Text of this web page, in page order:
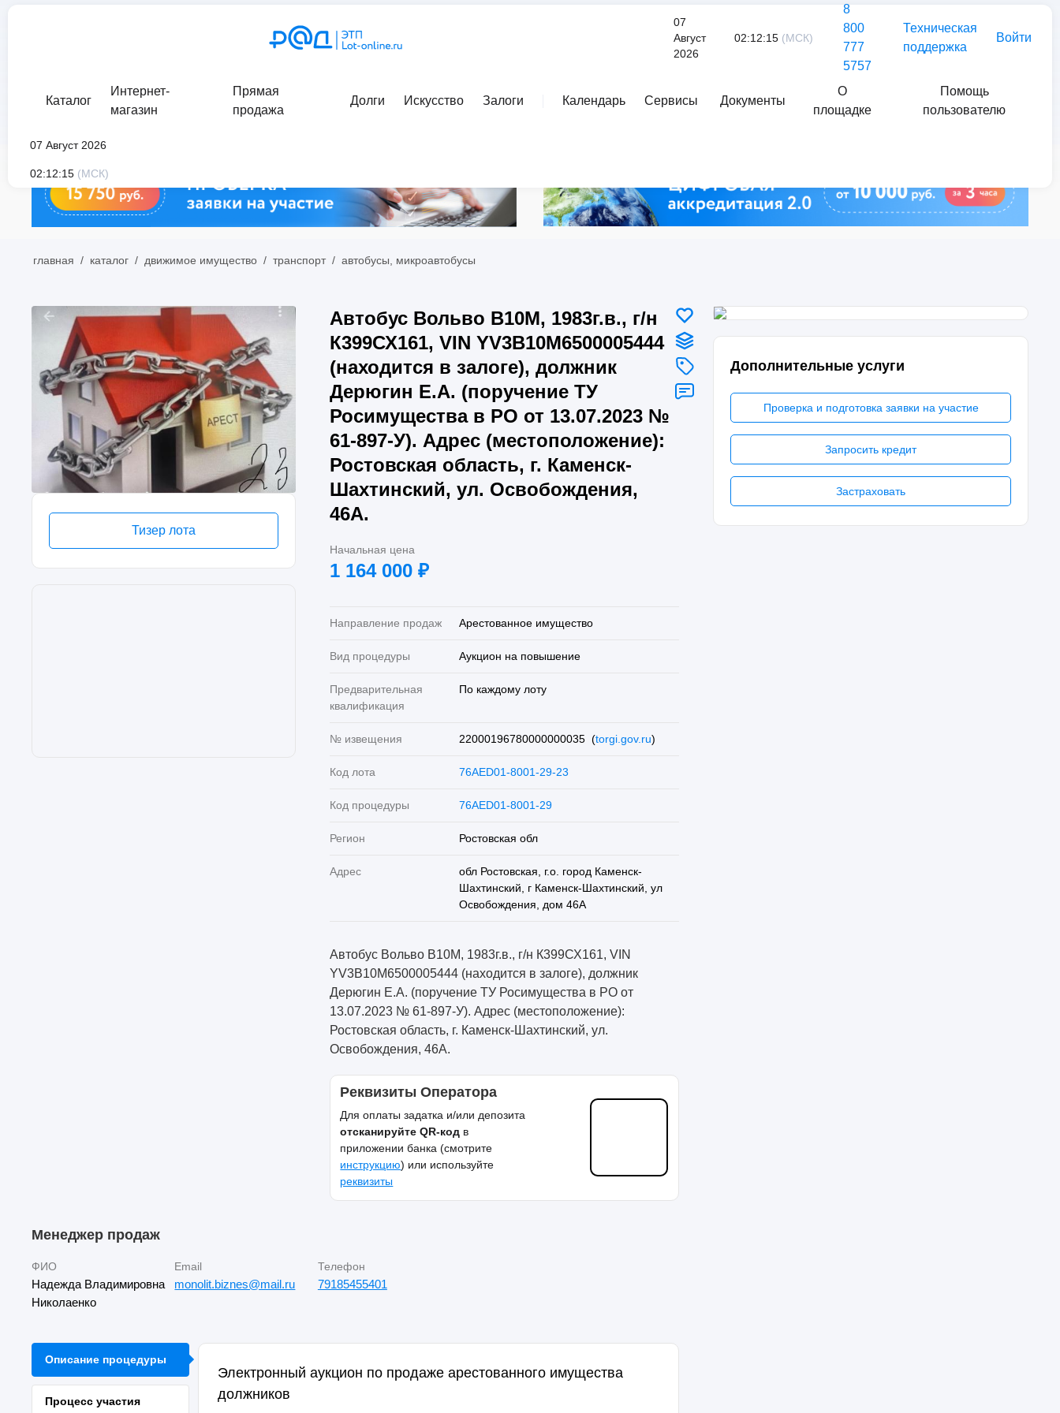
07
Август
2026
02:12:15 (МСК)
8
800
777
5757
Техническая
поддержка
Войти
Каталог
Интернет-
магазин
Прямая
продажа
Долги Искусство Залоги Календарь Сервисы Документы
О
площадке
Помощь
пользователю
07 Август 2026
02:12:15 (МСК)
главная / каталог / движимое имущество / транспорт / автобусы, микроавтобусы
Дополнительные услуги
Проверка и подготовка заявки на участие
Запросить кредит
Застраховать
Тизер лота
Автобус Вольво В10М, 1983г.в., г/н
К399СХ161, VIN YV3B10M6500005444
(находится в залоге), должник
Дерюгин Е.А. (поручение ТУ
Росимущества в РО от 13.07.2023 №
61-897-У). Адрес (местоположение):
Ростовская область, г. Каменск-
Шахтинский, ул. Освобождения,
46А.
Начальная цена
1 164 000 ₽
Направление продаж Арестованное имущество
Вид процедуры Аукцион на повышение
Предварительная
квалификация
По каждому лоту
№ извещения 22000196780000000035 (torgi.gov.ru)
Код лота 76AED01-8001-29-23
Код процедуры 76AED01-8001-29
Регион Ростовская обл
Адрес
обл Ростовская, г.о. город Каменск-
Шахтинский, г Каменск-Шахтинский, ул
Освобождения, дом 46А
Автобус Вольво В10М, 1983г.в., г/н К399СХ161, VIN
YV3B10M6500005444 (находится в залоге), должник
Дерюгин Е.А. (поручение ТУ Росимущества в РО от
13.07.2023 № 61-897-У). Адрес (местоположение):
Ростовская область, г. Каменск-Шахтинский, ул.
Освобождения, 46А.
Реквизиты Оператора
Для оплаты задатка и/или депозита
отсканируйте QR-код в
приложении банка (смотрите
инструкцию) или используйте
реквизиты
Менеджер продаж
ФИО
Надежда Владимировна
Николаенко
Email
monolit.biznes@mail.ru
Телефон
79185455401
Описание процедуры
Процесс участия
Электронный аукцион по продаже арестованного имущества
должников